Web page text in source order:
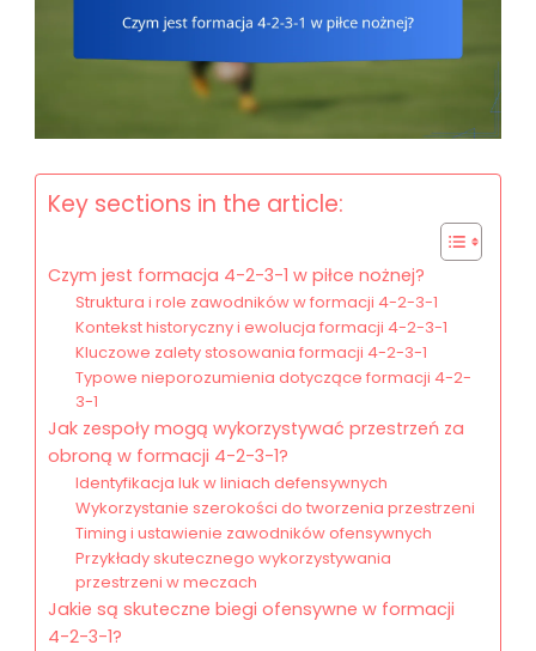
Key sections in the article:
Czym jest formacja 4-2-3-1 w piłce nożnej?
Struktura i role zawodników w formacji 4-2-3-1
Kontekst historyczny i ewolucja formacji 4-2-3-1
Kluczowe zalety stosowania formacji 4-2-3-1
Typowe nieporozumienia dotyczące formacji 4-2-
3-1
Jak zespoły mogą wykorzystywać przestrzeń za
obroną w formacji 4-2-3-1?
Identyfikacja luk w liniach defensywnych
Wykorzystanie szerokości do tworzenia przestrzeni
Timing i ustawienie zawodników ofensywnych
Przykłady skutecznego wykorzystywania
przestrzeni w meczach
Jakie są skuteczne biegi ofensywne w formacji
4-2-3-1?